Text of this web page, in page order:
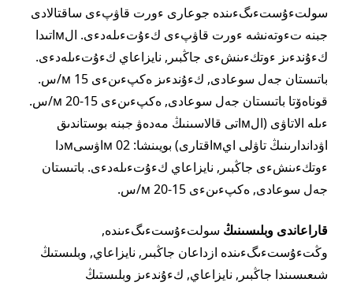
سولتءۇستءىگءىندە جوعارى ءورت قاۋپءى ساقتالادى
جبنە تءوتەنشە ءورت قاۋپءى كءۇتءىلەدءى. الмاتىدا
كءۇندءىز ءوتكءىنشءى جاڭبىر, نايزاعاي كءۇتءىلەدءى.
باتىستان جەل سوعادى, كءۇندءىز ەكپءىنءى 15 м/س.
قوناەۆتا باتىستان جەل سوعادى, ەكپءىنءى 15-20 м/س.
ءىلە الاتاۋى (الмاتى قالاسىنىڭ مەدەۋ جبنە بوستاندىق
اۋداندارىنىڭ تاۋلى ايмاقتارى) بويىنشا: 02 мاۋسىмدا
ءوتكءىنشءى جاڭبىر, نايزاعاي كءۇتءىلەدءى. باتىستان
جەل سوعادى, ەكپءىنءى 15-20 м/س.
قاراعاندى وبلىسىنىڭ سولتءۇستءىگءىندە,
وڭتءۇستءىگءىندە ازداعان جاڭبىر, نايزاعاي, وبلىستىڭ
شىعىسىندا جاڭبىر, نايزاعاي, كءۇندءىز وبلىستىڭ